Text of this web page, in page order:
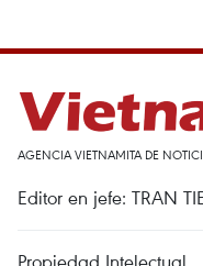
AGENCIA VIETNAMITA DE
Editor en jefe: TRAN